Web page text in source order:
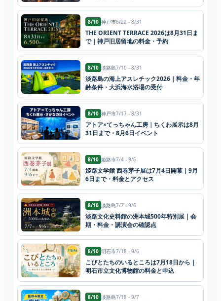
8/10 神戸市6/22 - 8/31
THE ORIENT TERRACE 2026は8月31日ま
で｜神戸旧居留地の料金・予約
8/10 淡路島7/10 - 8/31
淡路島の海上アスレチック2026｜料金・年
齢条件・大浜海水浴場の受付
8/10 神戸市7/17 - 8/31
アトア×てっちゃん工房｜ちくわ展示は8月
31日まで・8月6日イベント
8/10 姫路市7/4 - 9/6
姫路文学館 西巻茅子展は7月4日開幕｜9月
6日まで・料金とアクセス
8/10 淡路島7/7 - 9/6
淡路文化史料館の洲本城500年特別展｜会
期・料金・講演会の確認点
8/10 明石市7/18 - 9/6
こびとたちのいるところは7月18日から｜
明石市立文化博物館の料金と申込
8/10 淡路島7/18 - 9/7